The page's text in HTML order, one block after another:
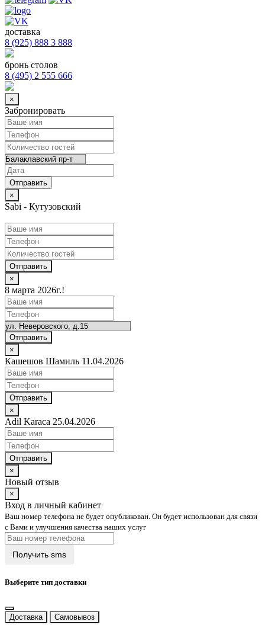
доставка
8 (925) 888 3 888
бронь столов
8 (495) 2 555 666
×
Забронировать
×
Sabi - Кутузовский
Отправить
×
8 марта 2026г.!
Отправить
×
Кашешов Шамиль 11.04.2026
Отправить
×
Adil Karaca 25.04.2026
Отправить
×
Новый отзыв
×
Вход в личный кабинет
Ваш номер телефона не будет опубликован. Он будет использован для связи
с Вами и улучшения качества наших услуг
Выберите тип доставки
Доставка Самовывоз